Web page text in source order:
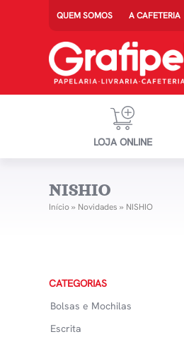
QUEM SOMOS A CAFETERIA
LOJA ONLINE
NISHIO
Início» Novidades » NISHIO
CATEGORIAS
Bolsas e Mochilas
Escrita